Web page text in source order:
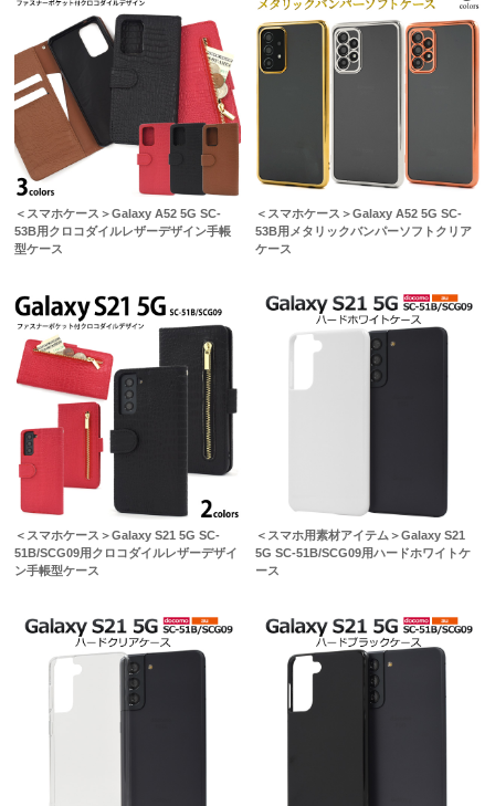
＜スマホケース＞Galaxy A52 5G SC-
53B用クロコダイルレザーデザイン手帳
型ケース
＜スマホケース＞Galaxy A52 5G SC-
53B用メタリックバンパーソフトクリア
ケース
＜スマホケース＞Galaxy S21 5G SC-
51B/SCG09用クロコダイルレザーデザイ
ン手帳型ケース
＜スマホ用素材アイテム＞Galaxy S21
5G SC-51B/SCG09用ハードホワイトケ
ース